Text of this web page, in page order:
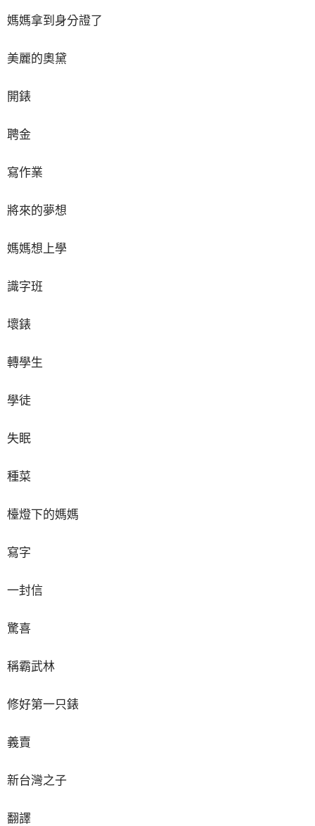
媽媽拿到身分證了
美麗的奧黛
開錶
聘金
寫作業
將來的夢想
媽媽想上學
識字班
壞錶
轉學生
學徒
失眠
種菜
檯燈下的媽媽
寫字
一封信
驚喜
稱霸武林
修好第一只錶
義賣
新台灣之子
翻譯